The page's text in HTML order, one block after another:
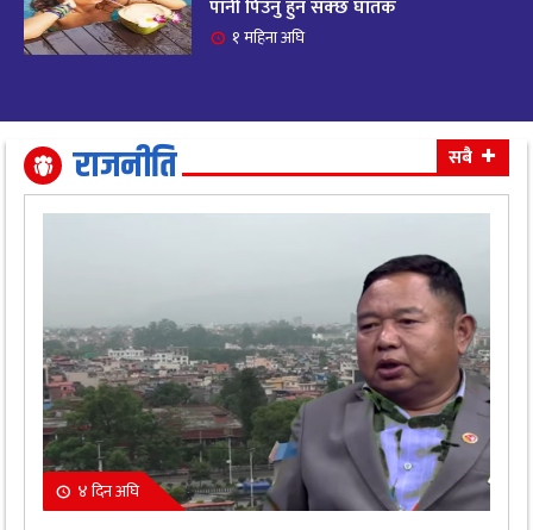
११ महिना अघि
धैर्यले सफलता मिल्नेछ
११ महिना अघि
पानी पिउनु हुन सक्छ घातक
१ महिना अघि
राजनीति सबै
४ दिन अघि